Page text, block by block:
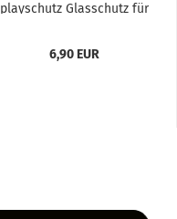
play­schutz Glas­schutz für
6,90 EUR